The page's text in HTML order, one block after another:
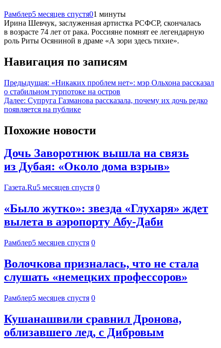
Рамблер5 месяцев спустя01 минуты
Ирина Шевчук, заслуженная артистка РСФСР, скончалась
в возрасте 74 лет от рака. Россияне помнят ее легендарную
роль Риты Осяниной в драме «А зори здесь тихие».
Навигация по записям
Предыдущая: «Никаких проблем нет»: мэр Ольхона рассказал
о стабильном турпотоке на остров
Далее: Супруга Газманова рассказала, почему их дочь редко
появляется на публике
Похожие новости
Дочь Заворотнюк вышла на связь
из Дубая: «Около дома взрыв»
Газета.Ru5 месяцев спустя 0
«Было жутко»: звезда «Глухаря» ждет
вылета в аэропорту Абу-Даби
Рамблер5 месяцев спустя 0
Волочкова призналась, что не стала
слушать «немецких профессоров»
Рамблер5 месяцев спустя 0
Кушанашвили сравнил Дронова,
облизавшего лед, с Дибровым